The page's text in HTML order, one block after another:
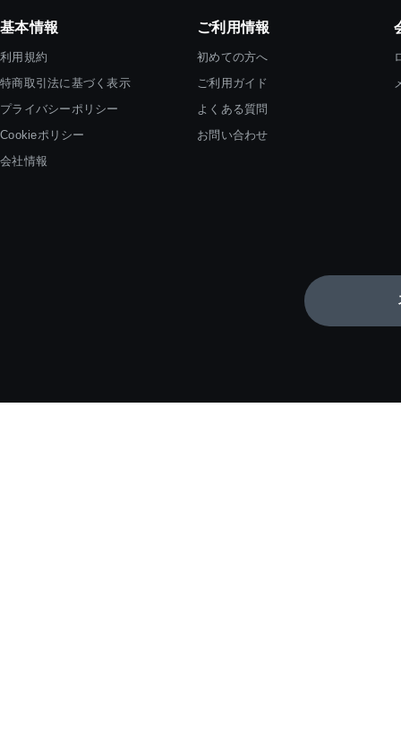
基本情報
利用規約
特商取引法に基づく表示
プライバシーポリシー
Cookieポリシー
会社情報
ご利用情報
初めての方へ
ご利用ガイド
よくある質問
お問い合わせ